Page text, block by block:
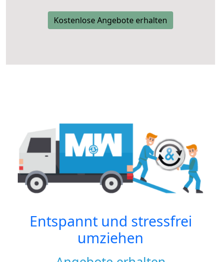
Kostenlose Angebote erhalten
Entspannt und stressfrei
umziehen